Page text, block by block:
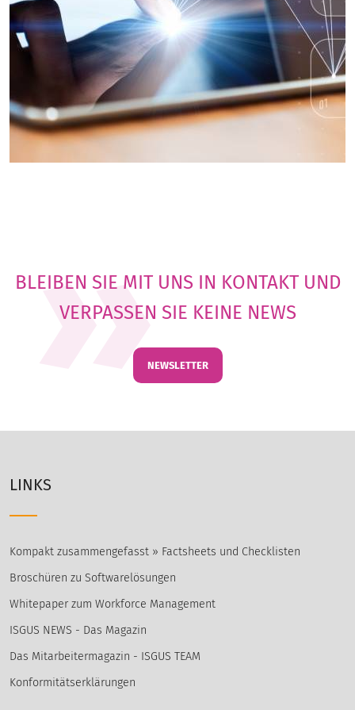
BLEIBEN SIE MIT UNS IN KONTAKT UND
VERPASSEN SIE KEINE NEWS
NEWSLETTER
LINKS
Kompakt zusammengefasst » Factsheets und Checklisten
Broschüren zu Softwarelösungen
Whitepaper zum Workforce Management
ISGUS NEWS - Das Magazin
Das Mitarbeitermagazin - ISGUS TEAM
Konformitätserklärungen